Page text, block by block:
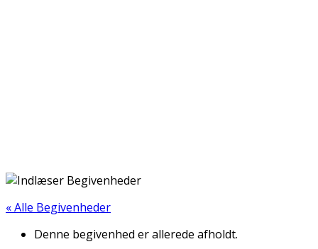
« Alle Begivenheder
Denne begivenhed er allerede afholdt.